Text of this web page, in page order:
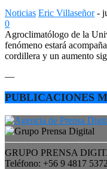
Noticias Eric Villaseñor -
0
Agroclimatólogo de la
fenómeno estará
cordillera y un aumento
—
PUBLICACIONES
GRUPO PRENSA
Teléfono: +56 9 4817 5372